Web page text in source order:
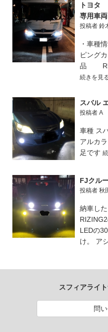
トヨタ
専用車両
投稿者 鈴
・車種
ピング
品
続きを見
スバル
投稿者 A
車種 ス
アルカ
足です
FJクル
投稿者 秋
納車し
LEDの
け。 ア
スフィアライ
問